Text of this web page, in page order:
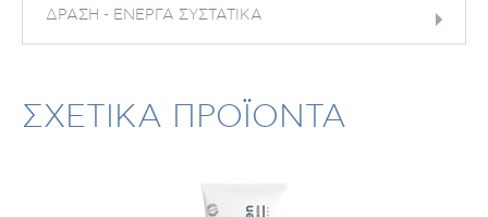
ΔΡΑΣΗ - ΕΝΕΡΓΑ ΣΥΣΤΑΤΙΚΑ
ΣΧΕΤΙΚΑ ΠΡΟΪΟΝΤΑ